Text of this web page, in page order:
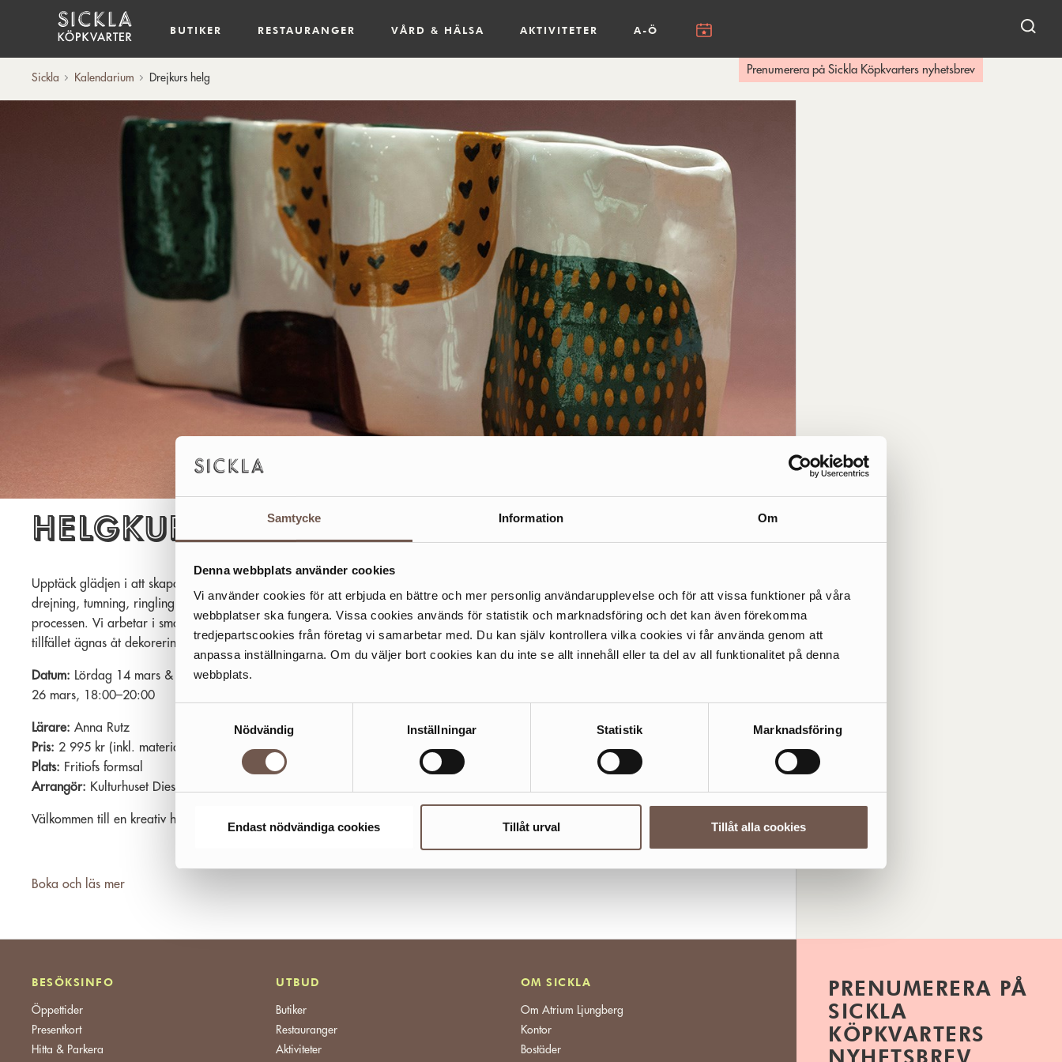
Samtycke Information Om
Denna webbplats använder cookies
Vi använder cookies för att erbjuda en bättre och mer personlig användarupplevelse och för att vissa funktioner på våra
webbplatser ska fungera. Vissa cookies används för statistik och marknadsföring och det kan även förekomma
tredjepartscookies från företag vi samarbetar med. Du kan själv kontrollera vilka cookies vi får använda genom att
anpassa inställningarna. Om du väljer bort cookies kan du inte se allt innehåll eller ta del av all funktionalitet på denna
webbplats.
Nödvändig
Inställningar Statistik Marknadsföring
Endast nödvändiga cookies Tillåt urval Tillåt alla cookies
BUTIKER RESTAURANGER VÅRD & HÄLSA AKTIVITETER A-Ö
Prenumerera på Sickla Köpkvarters nyhetsbrev
Sickla Kalendarium Drejkurs helg
Helgkurs i keramik för vuxna
Upptäck glädjen i att skapa med lera! Under denna helgkurs får du prova på
drejning, tumning, ringling och kavling, och får vägledning genom hela
processen. Vi arbetar i små grupper och turas om vid drejskivorna. Sista
tillfället ägnas åt dekorering och glasering.
Datum: Lördag 14 mars & söndag 15 mars, 10:00–16:00. Glasering: torsdag
26 mars, 18:00–20:00
Lärare: Anna Rutz
Pris: 2 995 kr (inkl. material)
Plats: Fritiofs formsal
Arrangör: Kulturhuset Dieselverkstaden
Välkommen till en kreativ helg!
Boka och läs mer
BESÖKSINFO
Öppettider
Presentkort
Hitta & Parkera
UTBUD
Butiker
Restauranger
Aktiviteter
OM SICKLA
Om Atrium Ljungberg
Kontor
Bostäder
PRENUMERERA PÅ
SICKLA
KÖPKVARTERS
NYHETSBREV